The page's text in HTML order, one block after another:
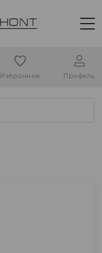
Избранное Профиль